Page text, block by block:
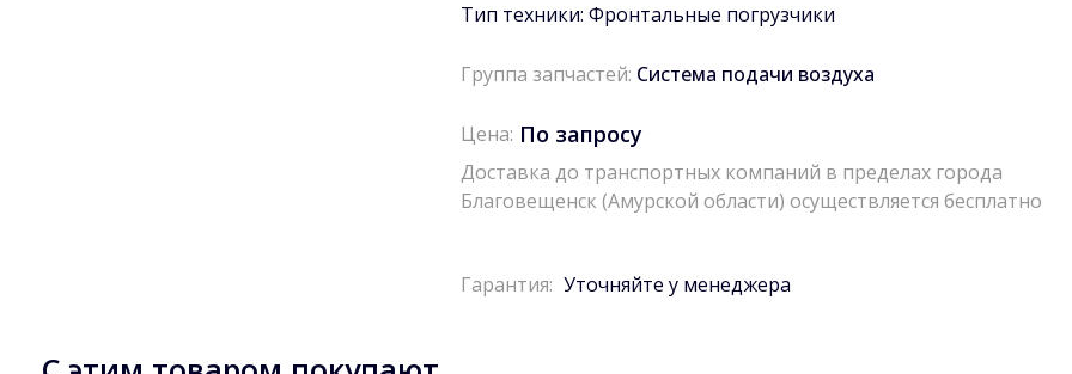
Тип техники: Фронтальные погрузчики
Группа запчастей: Система подачи воздуха
Цена: По запросу
Доставка до транспортных компаний в пределах города
Благовещенск (Амурской области) осуществляется бесплатно
Гарантия: Уточняйте у менеджера